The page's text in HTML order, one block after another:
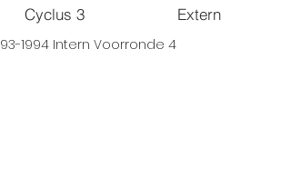
Cyclus 3
Extern
1994 Intern Voorronde 4